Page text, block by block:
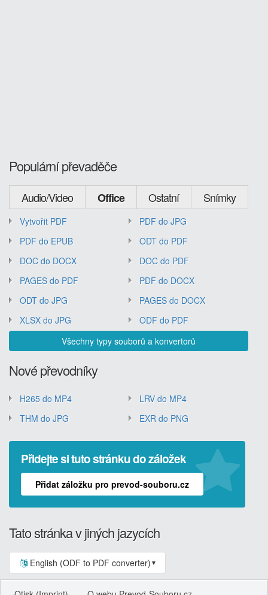
Populární převaděče
Audio/Video Office Ostatní Snímky
Vytvořit PDF
PDF do JPG
PDF do EPUB
ODT do PDF
DOC do DOCX
DOC do PDF
PAGES do PDF
PDF do DOCX
ODT do JPG
PAGES do DOCX
XLSX do JPG
ODF do PDF
Všechny typy souborů a konvertorů
Nové převodníky
H265 do MP4
LRV do MP4
THM do JPG
EXR do PNG
Přidejte si tuto stránku do záložek
Přidat záložku pro prevod-souboru.cz
Tato stránka v jiných jazycích
English (ODF to PDF converter) ▼